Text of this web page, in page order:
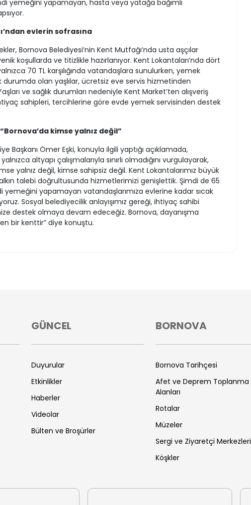
yemeğini yapamayan, hasta veya yatağa bağımlı
evlerin sofrasına
Bornova Belediyesi’nin Kent Mutfağı’nda usta aşçılar
koşullarda ve titizlikle hazırlanıyor. Kent Lokantaları’nda dört
70 TL karşılığında vatandaşlara sunulurken, yemek
olan yaşlılar, ücretsiz eve servis hizmetinden
ve sağlık durumları nedeniyle Kent Market’ten alışveriş
sahipleri, tercihlerine göre evde yemek servisinden destek
kimse yalnız değil”
Başkanı Ömer Eşki, konuyla ilgili yaptığı açıklamada,
altyapı çalışmalarıyla sınırlı olmadığını vurgulayarak,
yalnız değil, kimse sahipsiz değil. Kent Lokantalarımız büyük
talebi doğrultusunda hizmetlerimizi genişlettik. Şimdi de 65
yemeğini yapamayan vatandaşlarımıza evlerine kadar sıcak
Sosyal belediyecilik anlayışımız gereği, ihtiyaç sahibi
destek olmaya devam edeceğiz. Bornova, dayanışma
bir kenttir” diye konuştu.
GÜNCEL
Duyurular
Etkinlikler
Haberler
Videolar
Bülten ve Broşürler
BORNOVA
Bornova Tarihçesi
Afet ve Deprem Toplanma
Alanları
Rotalar
Müzeler
Sergi ve Ziyaretçi Merkezleri
Köşkler